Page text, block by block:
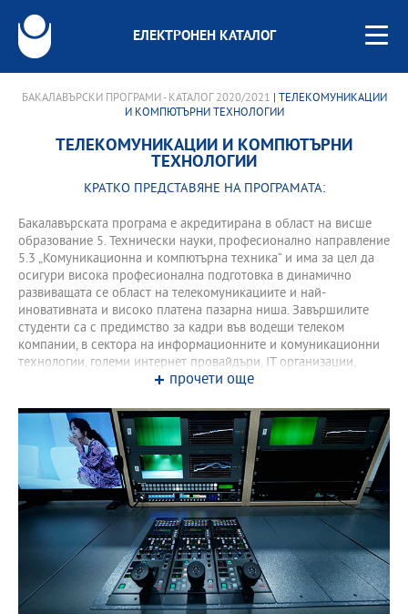
ЕЛЕКТРОНЕН КАТАЛОГ
БАКАЛАВЪРСКИ ПРОГРАМИ - КАТАЛОГ 2020/2021 | ТЕЛЕКОМУНИКАЦИИ
И КОМПЮТЪРНИ ТЕХНОЛОГИИ
ТЕЛЕКОМУНИКАЦИИ И КОМПЮТЪРНИ
ТЕХНОЛОГИИ
КРАТКО ПРЕДСТАВЯНЕ НА ПРОГРАМАТА:
Бакалавърската програма е акредитирана в област на висше
образование 5. Технически науки, професионално направление
5.3 „Комуникационна и компютърна техника“ и има за цел да
осигури висока професионална подготовка в динамично
развиващата се област на телекомуникациите и най-
иновативната и високо платена пазарна ниша. Завършилите
студенти са с предимство за кадри във водещи телеком
компании, в сектора на информационните и комуникационни
технологии, големи интернет провайдъри, IT организации,
мрежови и системни администратори в центрове за данни и
През първите две години от обучението си студентите
изучават курсове в основни образователни и научни
направления: инсталиране и конфигуриране на компютърни
системи, софтуер за компютърни системи, безжични мрежи,
инфраструктурно изграждане на центрове за данни, системно
и мрежово администриране, линукс базирани системи,
програмиране на микроконтролери, електроника и
електротехника, цифрови системи и мрежи,
телекомуникационен софтуер и мрежови операционни
системи, дигитално аудио и видео, бизнеспланиране и
управление, право и стандарти в телекомуникациите и др.
прочети още